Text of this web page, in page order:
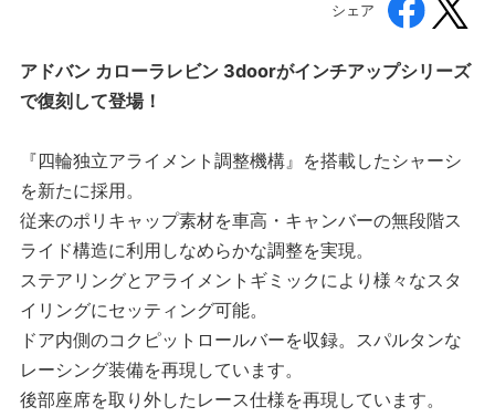
シェア
アドバン カローラレビン 3doorがインチアップシリーズ
で復刻して登場！
『四輪独立アライメント調整機構』を搭載したシャーシ
を新たに採用。
従来のポリキャップ素材を車高・キャンバーの無段階ス
ライド構造に利用しなめらかな調整を実現。
ステアリングとアライメントギミックにより様々なスタ
イリングにセッティング可能。
ドア内側のコクピットロールバーを収録。スパルタンな
レーシング装備を再現しています。
後部座席を取り外したレース仕様を再現しています。